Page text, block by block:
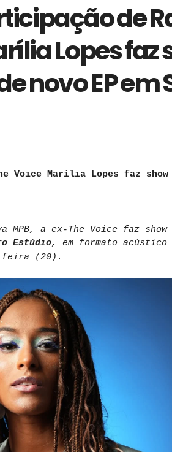
de
Lopes faz
novo EP em
Voice Marília Lopes faz show
MPB, a ex-The Voice faz show
Estúdio, em formato acústico
feira (20).